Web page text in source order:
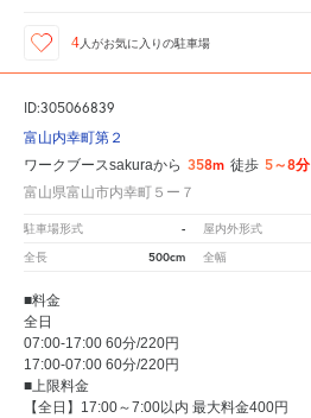
4人がお気に入りの駐車場
ID:305066839
富山内幸町第２
ワークブースsakuraから 358m 徒歩 5～8分
富山県富山市内幸町５ー７
駐車場形式 - 屋内外形式
全長 500cm 全幅
■料金
全日
07:00-17:00 60分/220円
17:00-07:00 60分/220円
■上限料金
【全日】17:00～7:00以内 最大料金400円